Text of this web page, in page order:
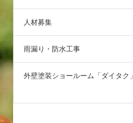
人材募集
雨漏り・防水工事
外壁塗装ショールーム「ダイタク」